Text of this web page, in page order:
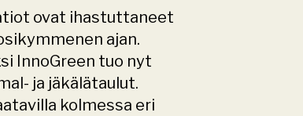
ovat ihastuttaneet
ajan.
InnoGreen tuo nyt
ja jäkälätaulut.
kolmessa eri